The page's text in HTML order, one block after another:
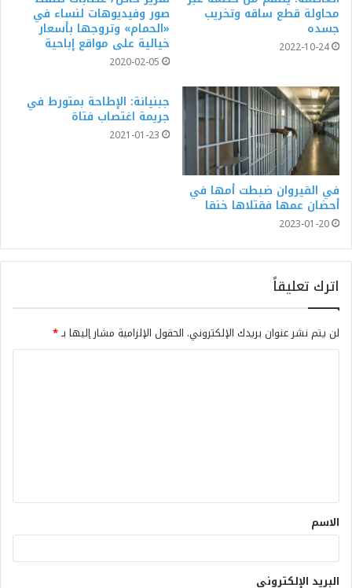
محاولة قطع ساقه وتخريب
جسده
2022-10-24
صور وفيديوهات لنساء في
«الحمام» وتروجها بأسعار
خيالية على مواقع إباحية
2020-02-05
في القيروان ضبطت أمها في
أحضان عمها فقتلاها خنقا
2023-01-20
جبنيانة: الإطاحة بمتورط في
جريمة اغتصاب فتاة
2021-01-23
اترك تعليقاً
لن يتم نشر عنوان بريدك الإلكتروني. الحقول الإلزامية مشار إليها بـ*
الاسم
البريد الإلكتروني